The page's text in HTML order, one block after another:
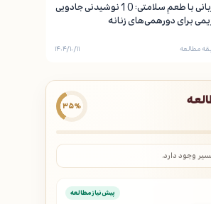
میزبانی با طعمِ سلامتی: 10 نوشیدنی جادویی
برای دورهمی‌های زنانه
۱۴۰۴/۱۰/۱۱
۳۵٪
پیش‌نیاز مطالعه